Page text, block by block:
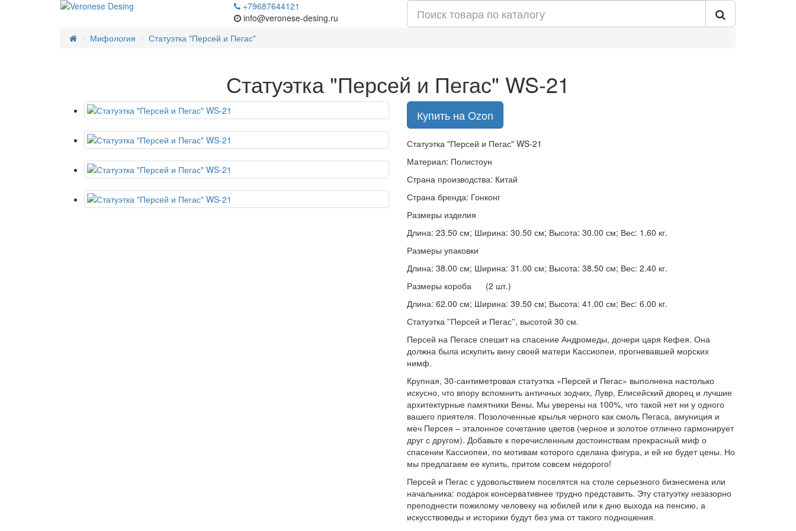
+79687644121
info@veronese-desing.ru
Мифология
Статуэтка "Персей и Пегас"
Статуэтка "Персей и Пегас" WS-21
Купить на Ozon
Статуэтка "Персей и Пегас" WS-21
Материал: Полистоун
Страна производства: Китай
Страна бренда: Гонконг
Размеры изделия
Длина: 23.50 см; Ширина: 30.50 см; Высота: 30.00 см; Вес: 1.60 кг.
Размеры упаковки
Длина: 38.00 см; Ширина: 31.00 см; Высота: 38.50 см; Вес: 2.40 кг.
Размеры короба (2 шт.)
Длина: 62.00 см; Ширина: 39.50 см; Высота: 41.00 см; Вес: 6.00 кг.
Статуэтка ''Персей и Пегас'', высотой 30 см.
Персей на Пегасе спешит на спасение Андромеды, дочери царя Кефея. Она
должна была искупить вину своей матери Кассиопеи, прогневавшей морских
нимф.
Крупная, 30-сантиметровая статуэтка «Персей и Пегас» выполнена настолько
искусно, что впору вспомнить античных зодчих, Лувр, Елисейский дворец и лучшие
архитектурные памятники Вены. Мы уверены на 100%, что такой нет ни у одного
вашего приятеля. Позолоченные крылья черного как смоль Пегаса, амуниция и
меч Персея – эталонное сочетание цветов (черное и золотое отлично гармонирует
друг с другом). Добавьте к перечисленным достоинствам прекрасный миф о
спасении Кассиопеи, по мотивам которого сделана фигура, и ей не будет цены. Но
мы предлагаем ее купить, притом совсем недорого!
Персей и Пегас с удовольствием поселятся на столе серьезного бизнесмена или
начальника: подарок консервативнее трудно представить. Эту статуэтку незазорно
преподнести пожилому человеку на юбилей или к дню выхода на пенсию, а
искусствоведы и историки будут без ума от такого подношения.